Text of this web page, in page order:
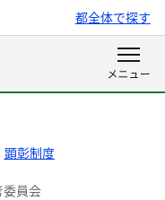
都全体で探す
顕彰制度
員会